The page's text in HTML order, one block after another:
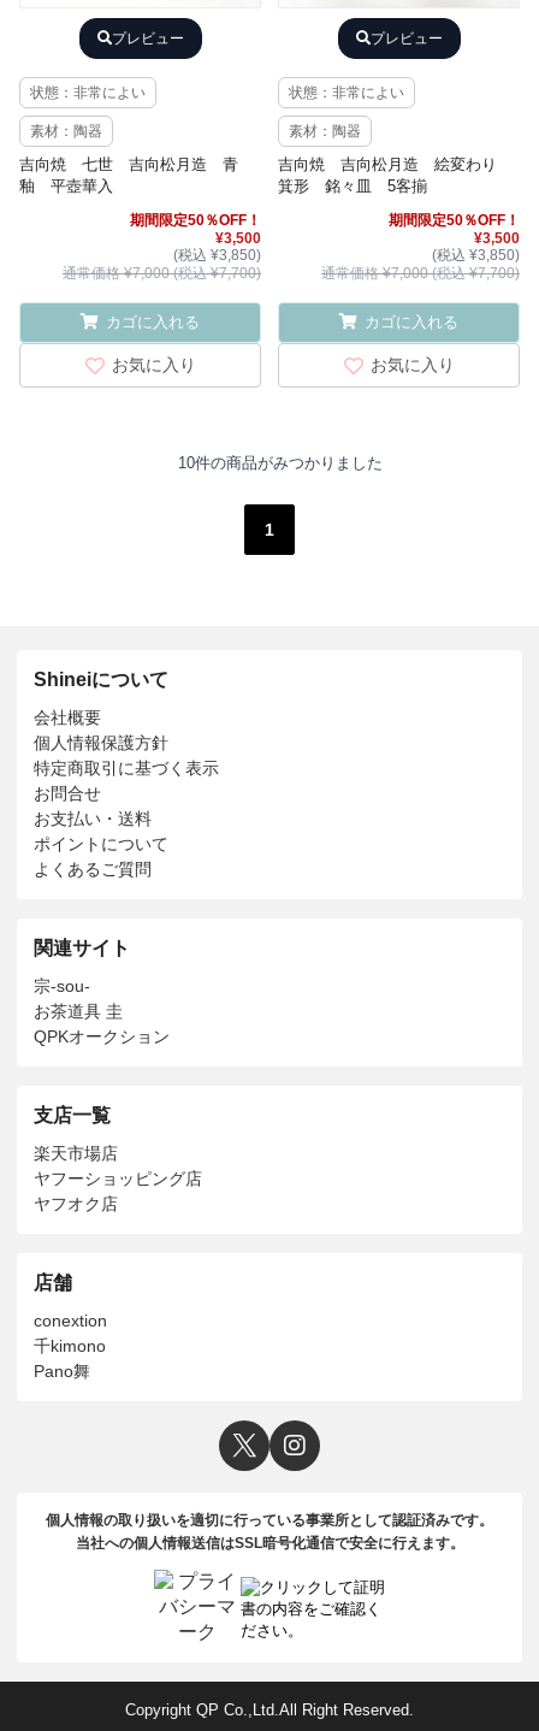
プレビュー
状態：非常によい
素材：陶器
吉向焼 七世 吉向松月造 青
釉 平壺華入
期間限定50％OFF！
¥3,500
(税込 ¥3,850)
通常価格 ¥7,000 (税込 ¥7,700)
カゴに入れる
お気に入り
プレビュー
状態：非常によい
素材：陶器
吉向焼 吉向松月造 絵変わり
箕形 銘々皿 5客揃
期間限定50％OFF！
¥3,500
(税込 ¥3,850)
通常価格 ¥7,000 (税込 ¥7,700)
カゴに入れる
お気に入り
10件の商品がみつかりました
1
Shineiについて
会社概要
個人情報保護方針
特定商取引に基づく表示
お問合せ
お支払い・送料
ポイントについて
よくあるご質問
関連サイト
宗-sou-
お茶道具 圭
QPKオークション
支店一覧
楽天市場店
ヤフーショッピング店
ヤフオク店
店舗
conextion
千kimono
Pano舞
個人情報の取り扱いを適切に行っている事業所として認証済みです。
当社への個人情報送信はSSL暗号化通信で安全に行えます。
Copyright QP Co.,Ltd.All Right Reserved.